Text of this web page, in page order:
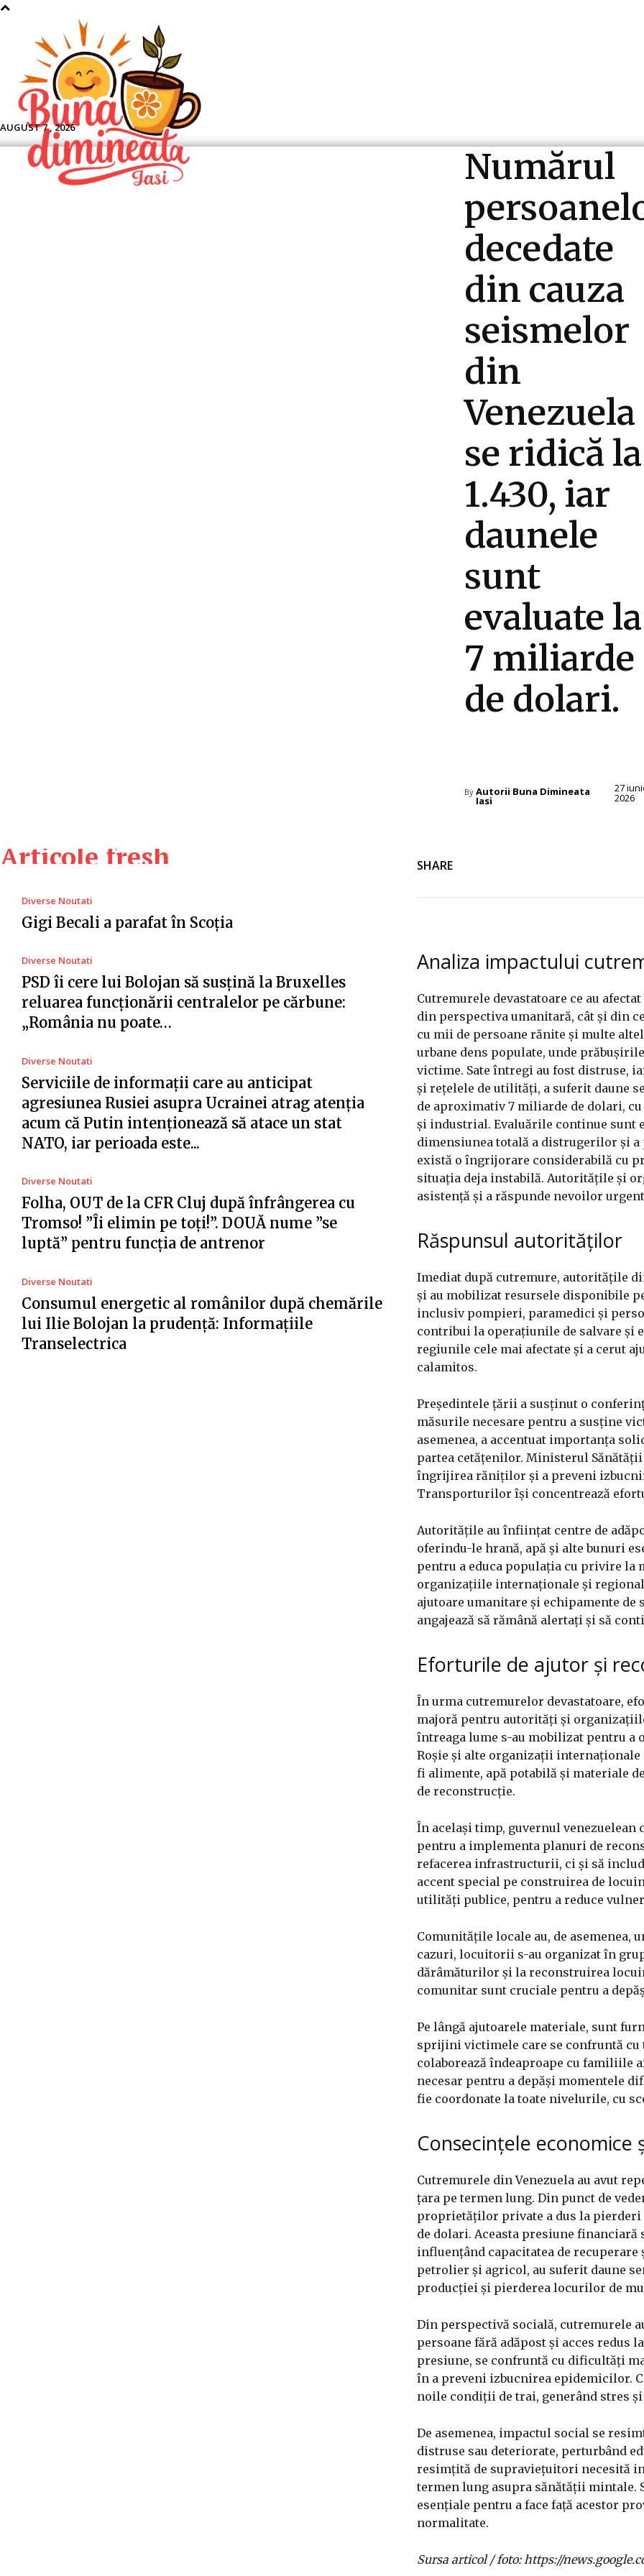
AUGUST 7 , 2026
Numărul
decedate
din cauza
seismelor
din
Venezuela
se ridică la
1.430, iar
daunele
sunt
evaluate la
7 miliarde
de dolari.
By Autorii Buna Dimineata
Iasi
27
2026
Articole fresh
Diverse Noutati
Gigi Becali a parafat în Scoția
Diverse Noutati
PSD îi cere lui Bolojan să susțină la Bruxelles
reluarea funcționării centralelor pe cărbune:
„România nu poate…
Diverse Noutati
Serviciile de informații care au anticipat
agresiunea Rusiei asupra Ucrainei atrag atenția
acum că Putin intenționează să atace un stat
NATO, iar perioada este...
Diverse Noutati
Folha, OUT de la CFR Cluj după înfrângerea cu
Tromso! ”Îi elimin pe toți!”. DOUĂ nume ”se
luptă” pentru funcția de antrenor
Diverse Noutati
Consumul energetic al românilor după chemările
lui Ilie Bolojan la prudență: Informațiile
Transelectrica
SHARE
Analiza impactului
Cutremurele devastatoare ce au
din perspectiva umanitară, cât și din
cu mii de persoane rănite și multe
urbane dens populate, unde
victime. Sate întregi au fost distruse,
și rețelele de utilități, a suferit daune
de aproximativ 7 miliarde de dolari,
și industrial. Evaluările continue sunt
dimensiunea totală a distrugerilor și
există o îngrijorare considerabilă cu
situația deja instabilă. Autoritățile și
asistență și a răspunde nevoilor
Răspunsul autorităților
Imediat după cutremure, autoritățile
și au mobilizat resursele disponibile
inclusiv pompieri, paramedici și
contribui la operațiunile de salvare și
regiunile cele mai afectate și a cerut
calamitos.
Președintele țării a susținut o
măsurile necesare pentru a susține
asemenea, a accentuat importanța
partea cetățenilor. Ministerul
îngrijirea răniților și a preveni
Transporturilor își concentrează
Autoritățile au înființat centre de
oferindu-le hrană, apă și alte bunuri
pentru a educa populația cu privire la
organizațiile internaționale și
ajutoare umanitare și echipamente
angajează să rămână alertați și să
Eforturile de ajutor și
În urma cutremurelor devastatoare,
majoră pentru autorități și
întreaga lume s-au mobilizat pentru a
Roșie și alte organizații
fi alimente, apă potabilă și materiale
de reconstrucție.
În același timp, guvernul venezuelean
pentru a implementa planuri de
refacerea infrastructurii, ci și să
accent special pe construirea de
utilități publice, pentru a reduce
Comunitățile locale au, de
cazuri, locuitorii s-au organizat în
dărâmăturilor și la reconstruirea
comunitar sunt cruciale pentru a
Pe lângă ajutoarele materiale, sunt
sprijini victimele care se confruntă
colaborează îndeaproape cu familiile
necesar pentru a depăși momentele
fie coordonate la toate nivelurile, cu
Consecințele economice
Cutremurele din Venezuela au avut
țara pe termen lung. Din punct de
proprietăților private a dus la
de dolari. Aceasta presiune financiară
influențând capacitatea de recuperare
petrolier și agricol, au suferit daune
producției și pierderea locurilor de
Din perspectivă socială, cutremurele
persoane fără adăpost și acces redus
presiune, se confruntă cu dificultăți
în a preveni izbucnirea epidemicilor.
noile condiții de trai, generând stres
De asemenea, impactul social se
distruse sau deteriorate, perturbând
resimțită de supraviețuitori necesită
termen lung asupra sănătății
esențiale pentru a face față acestor
normalitate.
Sursa articol / foto: https://